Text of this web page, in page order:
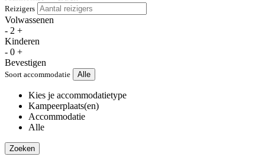
Reizigers
Volwassenen
- 2 +
Kinderen
- 0 +
Bevestigen
Soort accommodatie Alle
Kies je accommodatietype
Kampeerplaats(en)
Accommodatie
Alle
Zoeken